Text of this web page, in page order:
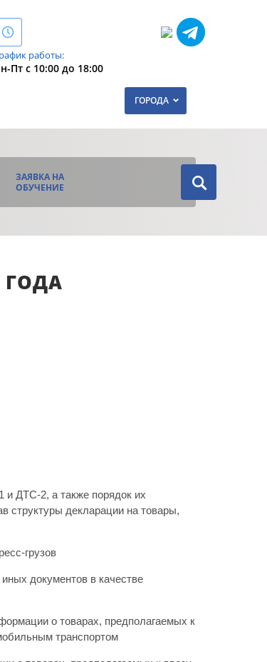
ГОРОДА
работы:
Пт с 10:00 до 18:00
ЗАЯВКА НА
ОБУЧЕНИЕ
ГОДА
ДТС-2, а также порядок их
структуры декларации на товары,
грузов
документов в качестве
о товарах, предполагаемых к
транспортом